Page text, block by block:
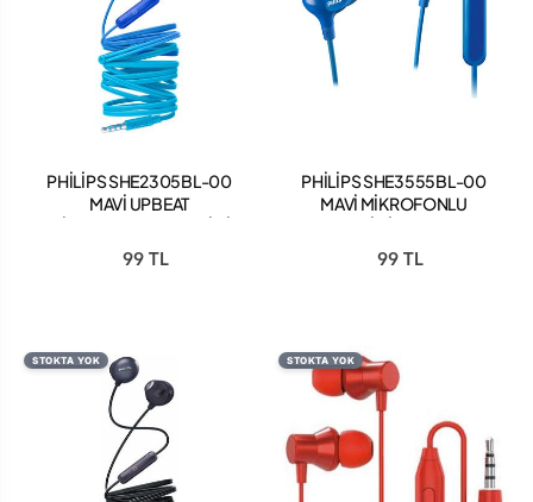
PHİLİPS SHE2305BL-00
MAVİ UPBEAT
KULAKLIK
99 TL
PHİLİPS SHE3555BL-00
MAVİ MİKROFONLU
99 TL
STOKTA YOK STOKTA YOK